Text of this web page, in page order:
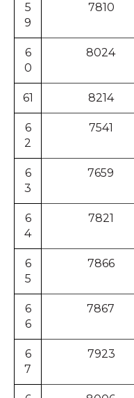
5
9
7810
6
0
8024
61 8214
6
2
7541
6
3
7659
6
4
7821
6
5
7866
6
6
7867
6
7
7923